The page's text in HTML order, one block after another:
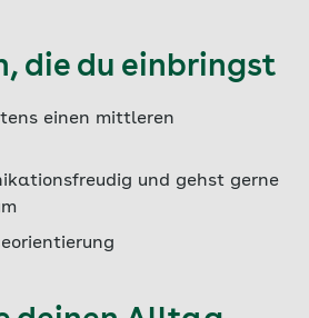
die du einbringst
einen mittleren
und gehst gerne